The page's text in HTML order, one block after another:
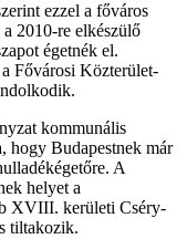
ezzel a főváros
2010-re elkészülő
égetnék el.
Fővárosi Közterület-
kommunális
hogy Budapestnek már
A
helyet a
XVIII. kerületi Cséry-
tiltakozik.